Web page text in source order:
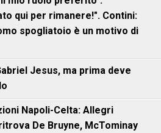
qui per rimanere!". Contini:
spogliatoio è un motivo di
Jesus, ma prima deve
Napoli-Celta: Allegri
De Bruyne, McTominay